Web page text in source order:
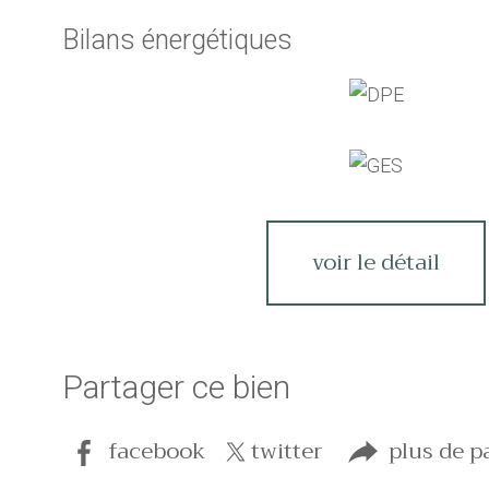
Bilans énergétiques
voir le détail
Partager ce bien
facebook
twitter plus de